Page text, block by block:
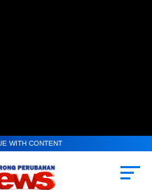
WITH CONTENT